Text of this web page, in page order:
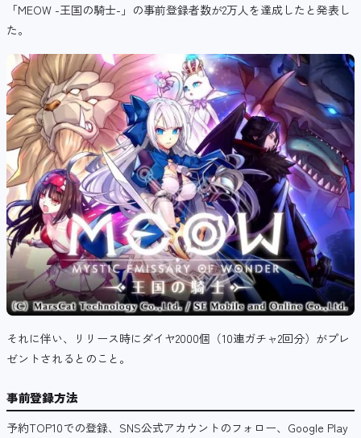
「MEOW -王国の騎士-」の事前登録者数が2万人を達成したと発表し
た。
それに伴い、リリース時にダイヤ2000個（10連ガチャ2回分）がプレ
ゼントされるとのこと。
事前登録方法
予約TOP10での登録、SNS公式アカウントのフォロー、Google Play